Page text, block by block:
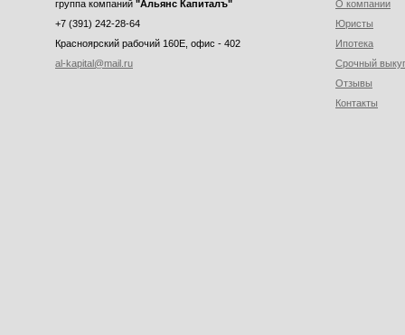
группа компаний "Альянс Капиталъ"
+7 (391) 242-28-64
Красноярский рабочий 160E, офис - 402
al-kapital@mail.ru
О компании
Юристы
Ипотека
Срочный
Отзывы
Контакты